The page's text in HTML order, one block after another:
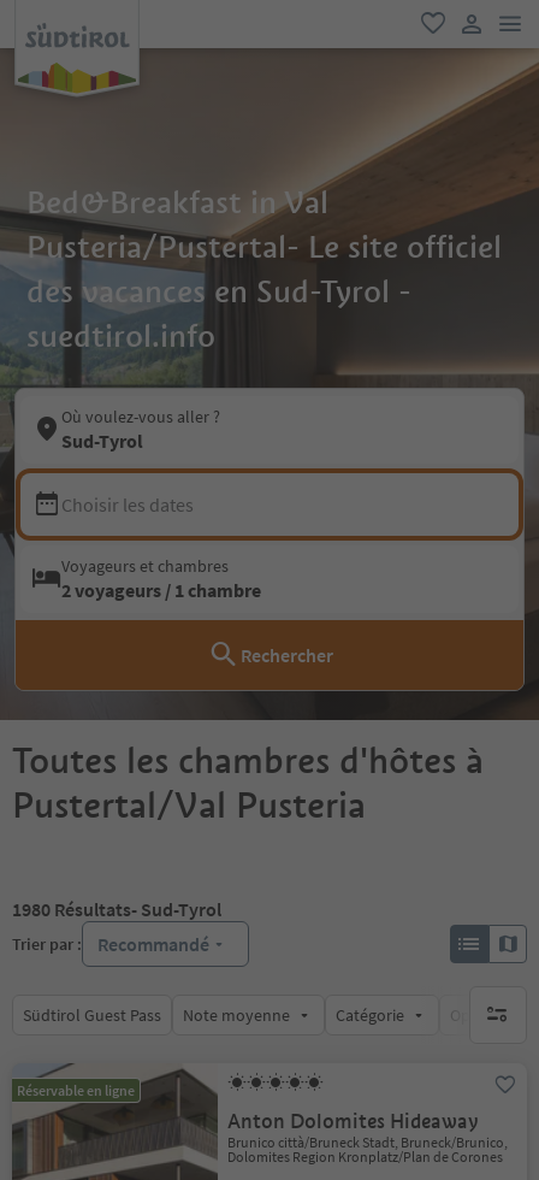
favori
lien
Bed&Breakfast in Val
Pusteria/Pustertal- Le site officiel
des vacances en Sud-Tyrol -
suedtirol.info
Où voulez-vous aller ?
Sud-Tyrol
Choisir les dates
Voyageurs et chambres
2 voyageurs / 1 chambre
Rechercher
Toutes les chambres d'hôtes à
Pustertal/Val Pusteria
1980 Résultats- Sud-Tyrol
Trier par : Recommandé
Südtirol Guest Pass Note moyenne Catégorie Options de
aucun
Réservable en ligne
Anton Dolomites Hideaway
Brunico città/Bruneck Stadt, Bruneck/Brunico,
Dolomites Region Kronplatz/Plan de Corones